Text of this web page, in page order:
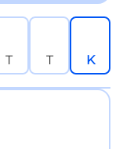
T T K